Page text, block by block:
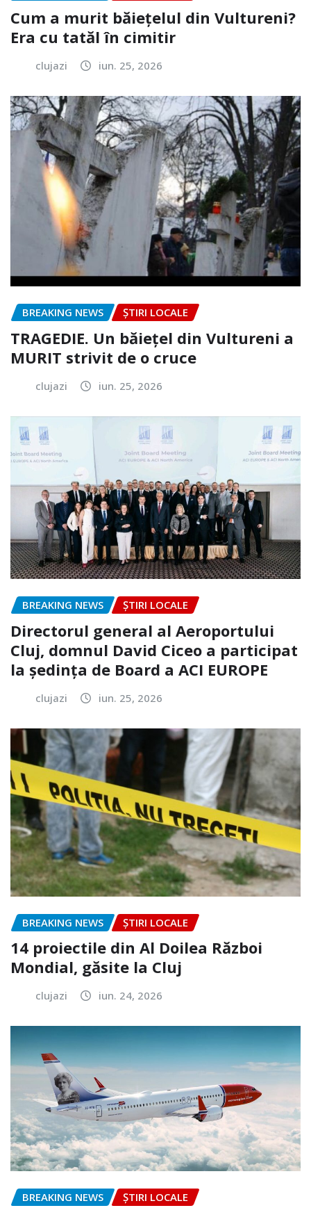
Cum a murit băiețelul din Vultureni?
Era cu tatăl în cimitir
clujazi iun. 25, 2026
BREAKING NEWS ȘTIRI LOCALE
TRAGEDIE. Un băiețel din Vultureni a
MURIT strivit de o cruce
clujazi iun. 25, 2026
BREAKING NEWS ȘTIRI LOCALE
Directorul general al Aeroportului
Cluj, domnul David Ciceo a participat
la ședința de Board a ACI EUROPE
clujazi iun. 25, 2026
BREAKING NEWS ȘTIRI LOCALE
14 proiectile din Al Doilea Război
Mondial, găsite la Cluj
clujazi iun. 24, 2026
BREAKING NEWS ȘTIRI LOCALE